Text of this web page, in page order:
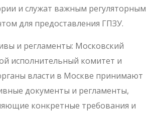
и служат важным регуляторным
для предоставления ГПЗУ.
и регламенты: Московский
исполнительный комитет и
власти в Москве принимают
документы и регламенты,
конкретные требования и